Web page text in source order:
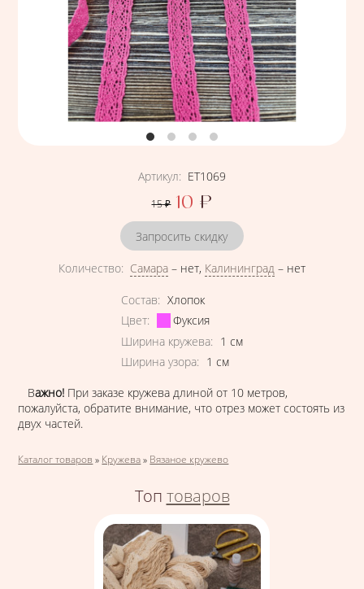
Артикул: ЕТ1069
Цена
15 ₽ 10 ₽
Запросить скидку
Количество: Самара – нет, Калининград – нет
Характеристики
Состав: Хлопок
Цвет:
Фуксия
Ширина кружева: 1 см
Ширина узора: 1 см
Важно! При заказе кружева длиной от 10 метров,
пожалуйста, обратите внимание, что отрез может состоять из
двух частей.
Вы здесь
Каталог товаров » Кружева » Вязаное кружево
Топ товаров